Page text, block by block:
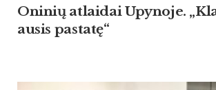
Oninių atlaidai Upynoje.
ausis pastatę“